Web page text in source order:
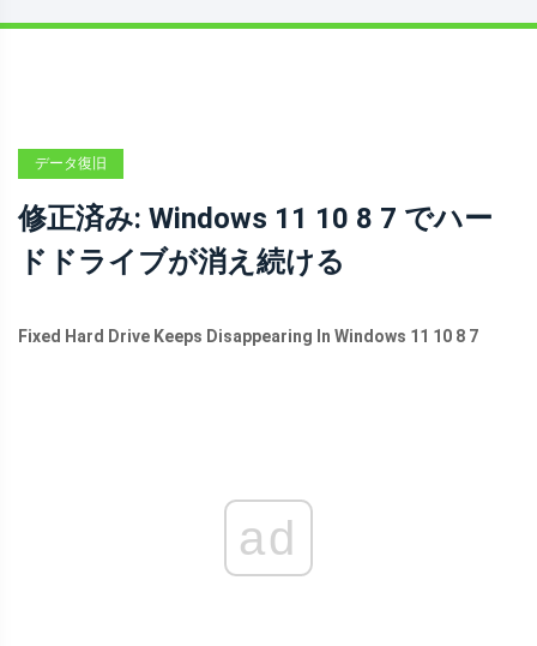
データ復旧
修正済み: Windows 11 10 8 7 でハー
ドドライブが消え続ける
Fixed Hard Drive Keeps Disappearing In Windows 11 10 8 7
ad